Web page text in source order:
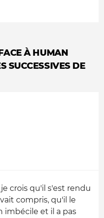
À HUMAN
SUCCESSIVES DE
crois qu'il s'est rendu
compris, qu'il le
et il a pas